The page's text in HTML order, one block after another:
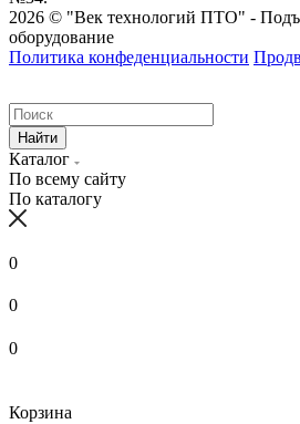
2026 © "Век технологий ПТО" -
оборудование
Политика конфеденциальности
Найти
Каталог
По всему сайту
По каталогу
0
0
0
Корзина